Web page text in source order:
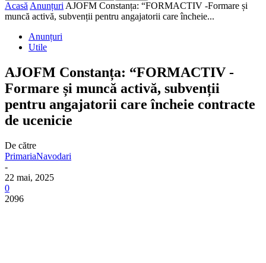
Acasă Anunțuri AJOFM Constanța: “FORMACTIV -Formare și
muncă activă, subvenții pentru angajatorii care încheie...
Anunțuri
Utile
AJOFM Constanța: “FORMACTIV -
Formare și muncă activă, subvenții
pentru angajatorii care încheie contracte
de ucenicie
De către
PrimariaNavodari
-
22 mai, 2025
0
2096